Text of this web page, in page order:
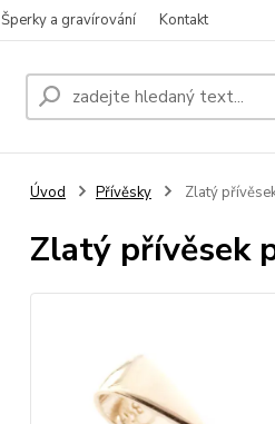
Šperky a gravírování Kontakt
Úvod Přívěsky Zlatý
Zlatý přívěsek